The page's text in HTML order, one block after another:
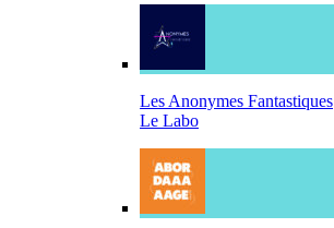
Les Anonymes Fantastiques
Le Labo